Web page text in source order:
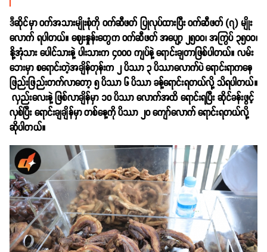
ဒီဆိုင်မှာ ဝက်အသားမျိုးစုံကို ဝက်ဆီဖတ် ပြုလုပ်ထားပြီး ဝက်ဆီဖတ် (၇) မျိုး
လောက် ရပါတယ်။ ဈေးနှုန်းတွေက ဝက်ဆီဖတ် အပျော့ ၂၅၀၀၊ အကြွပ် ၃၅၀၀၊
နို့အုံသား ပေါင်သားနဲ့ ပါးသားက ၄၀၀၀ ကျပ်နဲ့ ရောင်းချတာဖြစ်ပါတယ်။ လမ်း
ဘေးမှာ စရောင်းတဲ့အချိန်တုန်းက ၂ ပိဿာ ၃ ပိဿာလောက်ပဲ ရောင်းရာကနေ
ဖြည်းဖြည်းတက်လာတော့ ၅ ပိဿာ ၆ ပိဿာ ခန့်ရောင်းရတယ်လို့ သိရပါတယ်။
လှည်းလေးနဲ့ ဖြစ်လာချိန်မှာ ၁၀ ပိဿာ ‌လောက်အထိ ရောင်းရပြီး ဆိုင်ခန်းဖွင့်
လှစ်ပြီး ရောင်းချချိန်မှာ တစ်နေ့ကို ပိဿာ ၂၀ ကျော်လောက် ရောင်းရတယ်လို့
ဆိုပါတယ်။